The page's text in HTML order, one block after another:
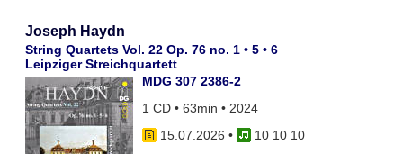
Joseph Haydn
String Quartets Vol. 22 Op. 76 no. 1 • 5 • 6
Leipziger Streichquartett
MDG 307 2386-2
1 CD • 63min • 2024
15.07.2026 •
10 10 10